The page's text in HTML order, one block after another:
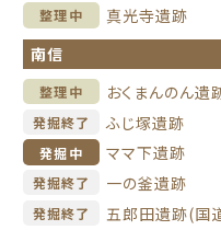
整理中
真光寺遺跡
南信
整理中 おくまんのん遺
発掘終了 ふじ塚遺跡
発掘中 ママ下遺跡
発掘終了 一の釜遺跡
発掘終了 五郎田遺跡(国